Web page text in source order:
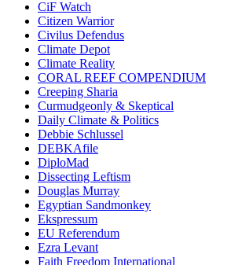
CiF Watch
Citizen Warrior
Civilus Defendus
Climate Depot
Climate Reality
CORAL REEF COMPENDIUM
Creeping Sharia
Curmudgeonly & Skeptical
Daily Climate & Politics
Debbie Schlussel
DEBKAfile
DiploMad
Dissecting Leftism
Douglas Murray
Egyptian Sandmonkey
Ekspressum
EU Referendum
Ezra Levant
Faith Freedom International